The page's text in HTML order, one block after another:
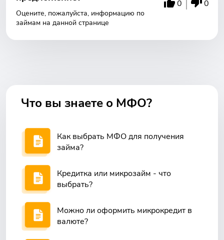
Оцените, пожалуйста, информацию по
займам на данной странице
0 0
Что вы знаете о МФО?
Как выбрать МФО для получения
займа?
Кредитка или микрозайм - что
выбрать?
Можно ли оформить микрокредит в
валюте?